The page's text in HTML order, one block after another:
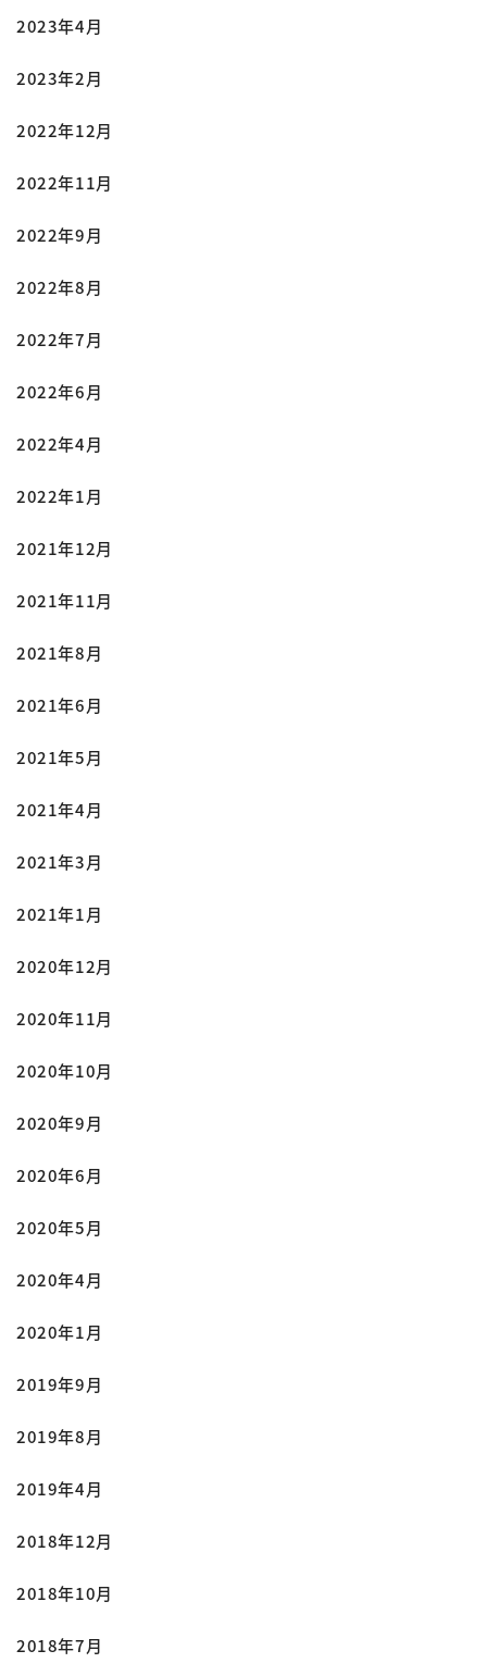
2023年4月
2023年2月
2022年12月
2022年11月
2022年9月
2022年8月
2022年7月
2022年6月
2022年4月
2022年1月
2021年12月
2021年11月
2021年8月
2021年6月
2021年5月
2021年4月
2021年3月
2021年1月
2020年12月
2020年11月
2020年10月
2020年9月
2020年6月
2020年5月
2020年4月
2020年1月
2019年9月
2019年8月
2019年4月
2018年12月
2018年10月
2018年7月